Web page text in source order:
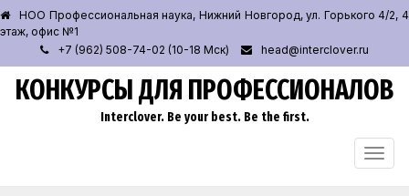
НОО Профессиональная наука, Нижний Новгород, ул. Горького 4/2, 4
этаж, офис №1
+7 (962) 508-74-02 (10-18 Мск)
head@interclover.ru
КОНКУРСЫ ДЛЯ ПРОФЕССИОНАЛОВ
Interclover. Be your best. Be the first.